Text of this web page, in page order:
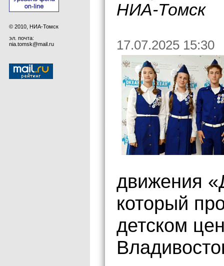
© 2010, НИА-Томск
эл. почта:
nia.tomsk@mail.ru
НИА-Томск
17.07.2025 15:30
движения
который
детском